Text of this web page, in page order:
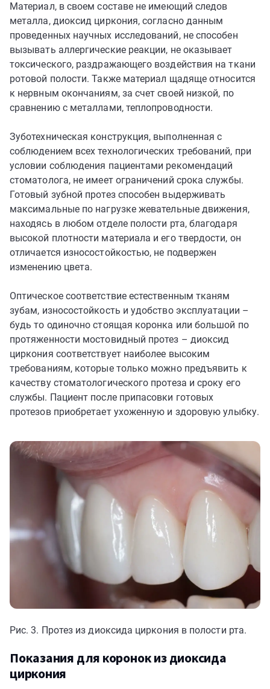
Материал, в своем составе не имеющий следов
металла, диоксид циркония, согласно данным
проведенных научных исследований, не способен
вызывать аллергические реакции, не оказывает
токсического, раздражающего воздействия на ткани
ротовой полости. Также материал щадяще относится
к нервным окончаниям, за счет своей низкой, по
сравнению с металлами, теплопроводности.
Зуботехническая конструкция, выполненная с
соблюдением всех технологических требований, при
условии соблюдения пациентами рекомендаций
стоматолога, не имеет ограничений срока службы.
Готовый зубной протез способен выдерживать
максимальные по нагрузке жевательные движения,
находясь в любом отделе полости рта, благодаря
высокой плотности материала и его твердости, он
отличается износостойкостью, не подвержен
изменению цвета.
Оптическое соответствие естественным тканям
зубам, износостойкость и удобство эксплуатации –
будь то одиночно стоящая коронка или большой по
протяженности мостовидный протез – диоксид
циркония соответствует наиболее высоким
требованиям, которые только можно предъявить к
качеству стоматологического протеза и сроку его
службы. Пациент после припасовки готовых
протезов приобретает ухоженную и здоровую улыбку.
Рис. 3. Протез из диоксида циркония в полости рта.
Показания для коронок из диоксида
циркония